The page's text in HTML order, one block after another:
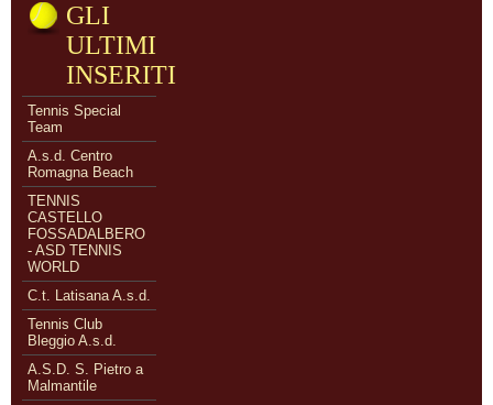
GLI
ULTIMI
INSERITI
Tennis Special
Team
A.s.d. Centro
Romagna Beach
TENNIS
CASTELLO
FOSSADALBERO
- ASD TENNIS
WORLD
C.t. Latisana A.s.d.
Tennis Club
Bleggio A.s.d.
A.S.D. S. Pietro a
Malmantile